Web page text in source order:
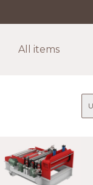
All items